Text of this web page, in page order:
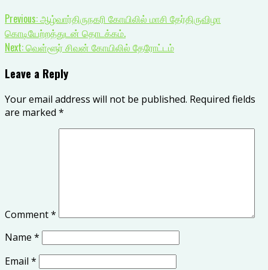
Previous:ஆழ்வார்திருநகரி கோயிலில் மாசி தேர்திருவிழா
கொடியேற்றத்துடன் தொடக்கம்.
Next:வெள்ளூர் சிவன் கோயிலில் தேரோட்டம்
Leave a Reply
Your email address will not be published. Required fields
are marked *
Comment*
Name *
Email *